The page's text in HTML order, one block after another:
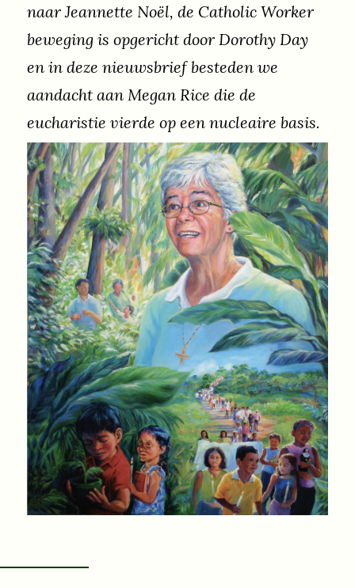
naar Jeannette Noël, de Catholic Worker
beweging is opgericht door Dorothy Day
en in deze nieuwsbrief besteden we
aandacht aan Megan Rice die de
eucharistie vierde op een nucleaire basis.
En dan is er nog een andere dappere
Dorothy die we willen noemen.